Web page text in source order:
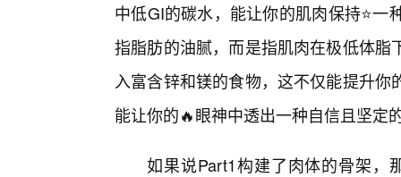
中低GI的碳水，能让你的肌肉保持⭐一
指脂肪的油腻，而是指肌肉在极低体
入富含锌和镁的食物，这不仅能提升
能让你的🔥眼神中透出一种自信且坚定
如果说Part1构建了肉体的骨架，